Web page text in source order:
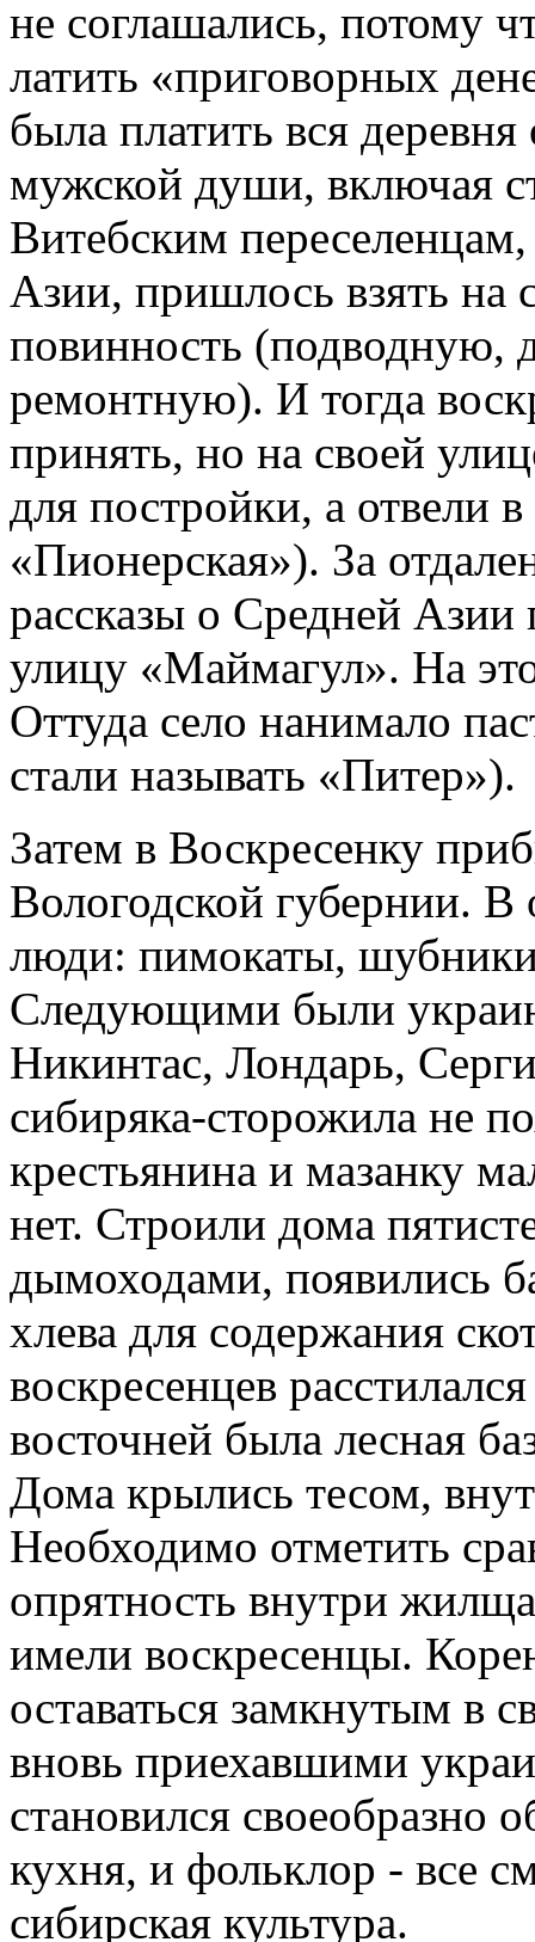
не соглашались, потому
латить «приговорных
была платить вся
мужской души, включая
Витебским
Азии, при­шлось взять на
повинность (подводную,
ремонтную). И тогда
принять, но на своей
для постройки, а отвели
«Пионерская»). За
рассказы о Средней Азии
улицу «Маймагул». На
Оттуда село нанимало
стали называть «Питер»).
Затем в Воскресенку
Вологодской гу­бернии.
люди: пимокаты,
Следующими были
Никинтас, Лондарь,
сибиряка-сторожила не
кресть­янина и мазанку
нет. Строили дома
дымоходами, появились
хлева для содержания
воскресенцев
восточней была лесная
Дома крылись тесом,
Необходимо отметить
опрятность внутри
имели воскресенцы.
оставаться замкнутым в
вновь приехавшими
становился
кухня, и фольклор - все
сибирская культура.